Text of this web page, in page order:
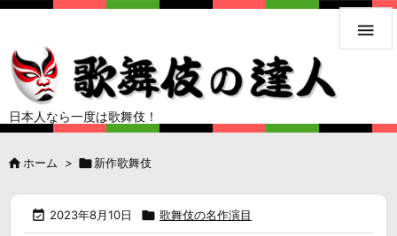
日本人なら一度は歌舞伎！

 ホーム > 新作歌舞伎
 2023年8月10日  歌舞伎の名作演目